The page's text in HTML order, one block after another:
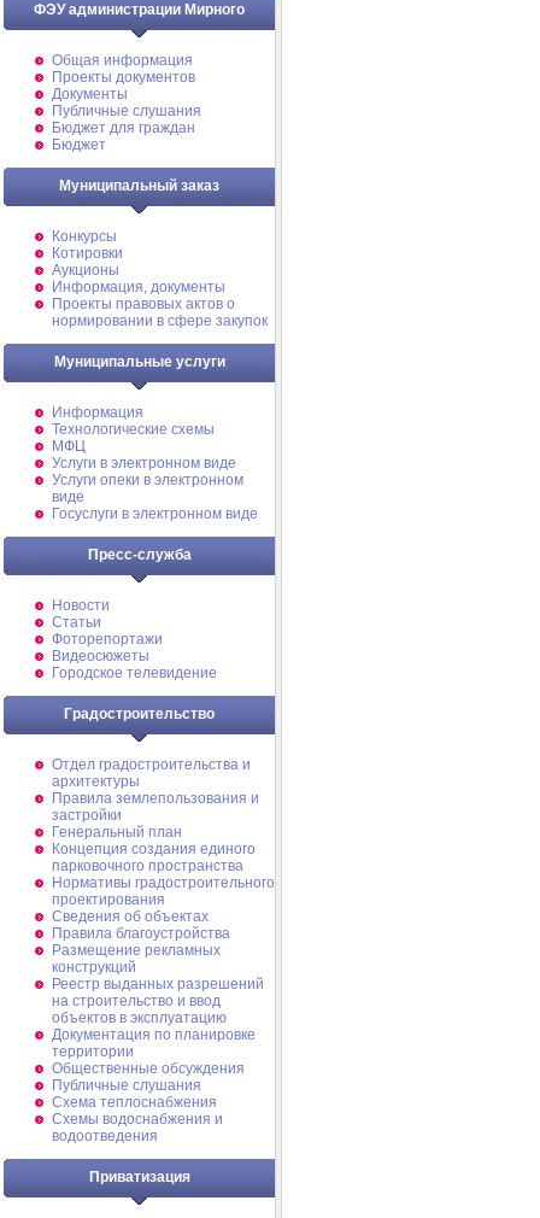
ФЭУ администрации Мирного
Общая информация
Проекты документов
Документы
Публичные слушания
Бюджет для граждан
Бюджет
Муниципальный заказ
Конкурсы
Котировки
Аукционы
Информация, документы
Проекты правовых актов о
нормировании в сфере закупок
Муниципальные услуги
Информация
Технологические схемы
МФЦ
Услуги в электронном виде
Услуги опеки в электронном
виде
Госуслуги в электронном виде
Пресс-служба
Новости
Статьи
Фоторепортажи
Видеосюжеты
Городское телевидение
Градостроительство
Отдел градостроительства и
архитектуры
Правила землепользования и
застройки
Генеральный план
Концепция создания единого
парковочного пространства
Нормативы градостроительного
проектирования
Сведения об объектах
Правила благоустройства
Размещение рекламных
конструкций
Реестр выданных разрешений
на строительство и ввод
объектов в эксплуатацию
Документация по планировке
территории
Общественные обсуждения
Публичные слушания
Схема теплоснабжения
Схемы водоснабжения и
водоотведения
Приватизация